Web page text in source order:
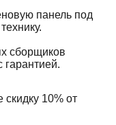
панель под
сборщиков
гарантией.
10% от